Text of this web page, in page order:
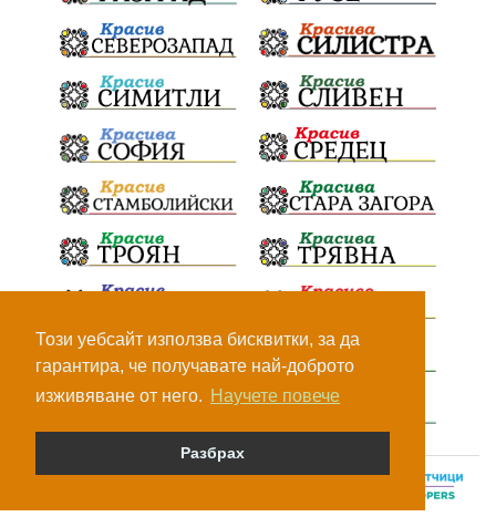
Този уебсайт използва бисквитки, за да
гарантира, че получавате най-доброто
изживяване от него. Научете повече
Разбрах
© Всички права са запазени, 2026.